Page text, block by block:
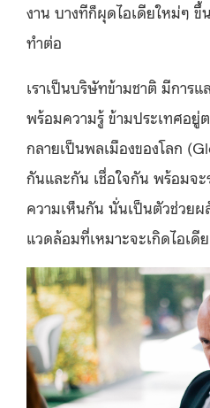
งาน บางทีก็ผุดไอเดียใหม่ๆ ขึ้
ทำต่อ
เราเป็นบริษัทข้ามชาติ มีการ
พร้อมความรู้ ข้ามประเทศอยู่
กลายเป็นพลเมืองของโลก
กันและกัน เชื่อใจกัน พร้อมจ
ความเห็นกัน นั่นเป็นตัวช่วยผ
แวดล้อมที่เหมาะจะเกิดไอเดี